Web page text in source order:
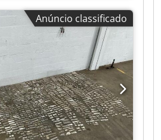
Não - Dimensões para
x 900 mm x 1400 mm (C x L
Al Aea - Peso para
kg - Embalagens para
1 Informações financeiras
não inclui o IVA
diferencial: IVA
Entrega e recolha de
possíveis a qualquer
os produtos da área
Anúncio classificado